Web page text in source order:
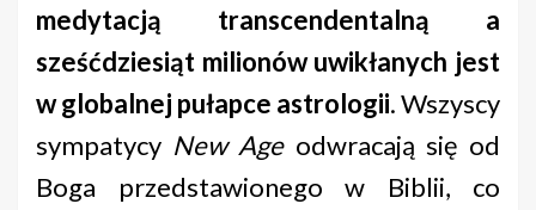
medytacją transcendentalną a
sześćdziesiąt milionów uwikłanych jest
w globalnej pułapce astrologii. Wszyscy
sympatycy New Ageodwracają się od
Boga przedstawionego w Biblii, co